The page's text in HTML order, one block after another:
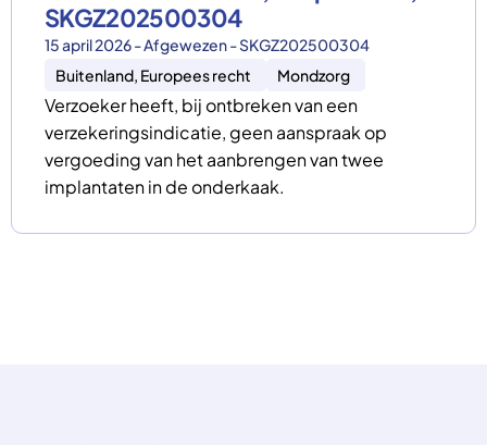
SKGZ202500304
15 april 2026 - Afgewezen - SKGZ202500304
Buitenland, Europees recht
Mondzorg
Verzoeker heeft, bij ontbreken van een
verzekeringsindicatie, geen aanspraak op
vergoeding van het aanbrengen van twee
implantaten in de onderkaak.